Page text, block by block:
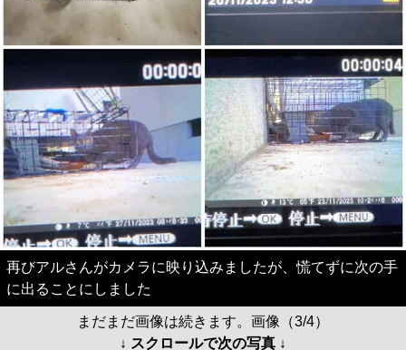
再びアルさんがカメラに映り込みましたが、慌てずに次の手
に出ることにしました
まだまだ画像は続きます。画像（3/4）
↓ スクロールで次の写真 ↓